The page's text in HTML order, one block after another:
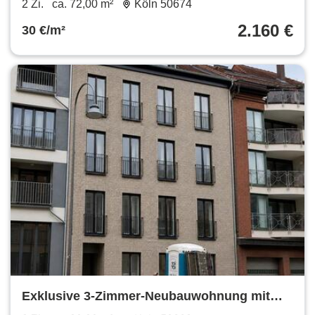
2 Zi. ca. 72,00 m² Köln 50674
30 €/m² 2.160 €
Exklusive 3-Zimmer-Neubauwohnung mit